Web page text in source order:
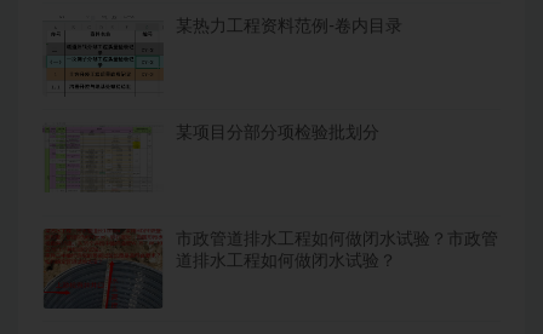
某热力工程资料范例-卷内目录
某项目分部分项检验批划分
市政管道排水工程如何做闭水试验？市政管
道排水工程如何做闭水试验？